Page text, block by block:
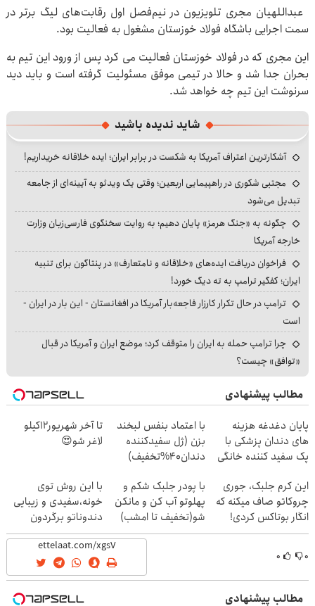
عبداللهیان مجری تلویزیون در نیم‌فصل اول رقابت‌های لیگ برتر در
سمت اجرایی باشگاه فولاد خوزستان مشغول به فعالیت بود.
این مجری که در فولاد خوزستان فعالیت می کرد پس از ورود این تیم به
بحران جدا شد و حالا در تیمی موفق مسئولیت گرفته است و باید دید
سرنوشت این تیم چه خواهد شد.
شاید ندیده باشید
آشکارترین اعتراف آمریکا به شکست در برابر ایران؛ ایده خلاقانه خریداریم!
مجتبی شکوری در راهپیمایی اربعین؛ وقتی یک ویدئو به آیینه‌ای از جامعه
تبدیل می‌شود
چگونه به «جنگ هرمز» پایان دهیم؛ به روایت سخنگوی فارسی‌زبان وزارت
خارجه آمریکا
فراخوان دریافت ایده‌های «خلاقانه و نامتعارف» در پنتاگون برای تنبیه
ایران؛ کفگیر ترامپ به ته دیگ خورد!
ترامپ در حال تکرار کارزار فاجعه‌بار آمریکا در افغانستان - این بار در ایران -
است
چرا ترامپ حمله به ایران را متوقف کرد؛ موضع ایران و آمریکا در قبال
«توافق» چیست؟
مطالب پیشنهادی
پایان دغدغه هزینه
های دندان پزشکی با
پک سفید کننده خانگی
با اعتماد بنفس لبخند
بزن (ژل سفیدکننده
دندان40%تخفیف)
تا آخر شهریور12کیلو
لاغر شو😍
این کرم جلبک، جوری
چروکاتو صاف میکنه که
انگار بوتاکس کردی!
(تخفیف ویژه)
با پودر جلبک شکم و
پهلوتو آب کن و مانکن
شو(تخفیف تا امشب)
با این روش توی
خونه،سفیدی و زیبایی
دندوناتو برگردون
(40%off)
۰ ۰
مطالب پیشنهادی